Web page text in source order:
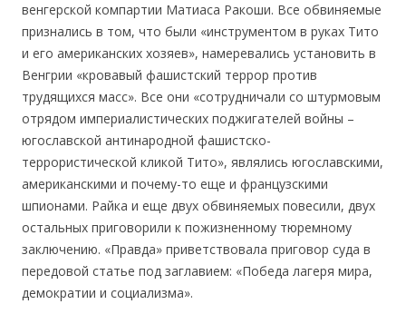
венгерской компартии Матиаса Ракоши. Все обвиняемые
признались в том, что были «инструментом в руках Тито
и его американских хозяев», намеревались установить в
Венгрии «кровавый фашистский террор против
трудящихся масс». Все они «сотрудничали со штурмовым
отрядом империалистических поджигателей войны –
югославской антинародной фашистско-
террористической кликой Тито», являлись югославскими,
американскими и почему-то еще и французскими
шпионами. Райка и еще двух обвиняемых повесили, двух
остальных приговорили к пожизненному тюремному
заключению. «Правда» приветствовала приговор суда в
передовой статье под заглавием: «Победа лагеря мира,
демократии и социализма».